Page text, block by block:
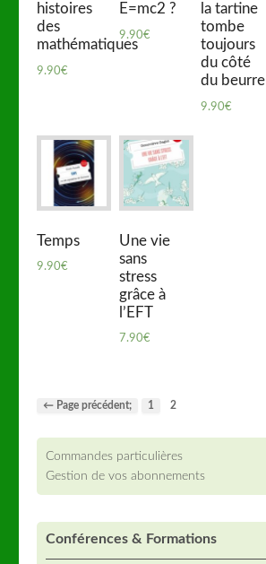
histoires
des
mathématiques
9.90€
E=mc2 ?
9.90€
la tartine
tombe
toujours
du côté
du beurre
9.90€
Temps
9.90€
Une vie
sans
stress
grâce à
l’EFT
7.90€
← Page précédent; 1 2
Commandes particulières
Gestion de vos abonnements
Conférences & Formations